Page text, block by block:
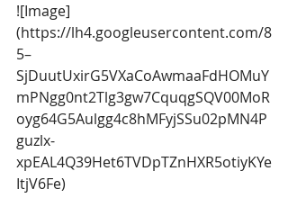
![Image]
(https://lh4.googleusercontent.com/8
5–
SjDuutUxirG5VXaCoAwmaaFdHOMuY
mPNgg0nt2Tlg3gw7CquqgSQV00MoR
oyg64G5Aulgg4c8hMFyjSSu02pMN4P
guzlx-
xpEAL4Q39Het6TVDpTZnHXR5otiyKYe
ItjV6Fe)